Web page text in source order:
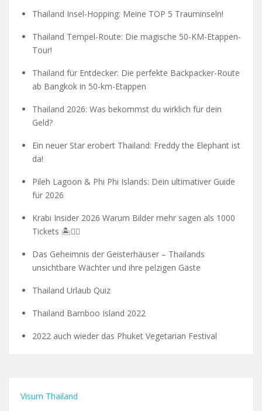
Thailand Insel-Hopping: Meine TOP 5 Trauminseln!
Thailand Tempel-Route: Die magische 50-KM-Etappen-
Tour!
Thailand für Entdecker: Die perfekte Backpacker-Route
ab Bangkok in 50-km-Etappen
Thailand 2026: Was bekommst du wirklich für dein
Geld?
Ein neuer Star erobert Thailand: Freddy the Elephant ist
da!
Pileh Lagoon & Phi Phi Islands: Dein ultimativer Guide
für 2026
Krabi Insider 2026 Warum Bilder mehr sagen als 1000
Tickets 🏝️🧗‍♂️
Das Geheimnis der Geisterhäuser – Thailands
unsichtbare Wächter und ihre pelzigen Gäste
Thailand Urlaub Quiz
Thailand Bamboo Island 2022
2022 auch wieder das Phuket Vegetarian Festival
Visum Thailand